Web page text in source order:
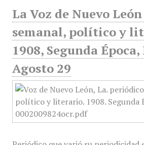
La Voz de Nuevo
semanal, político y
1908, Segunda Época,
Agosto 29